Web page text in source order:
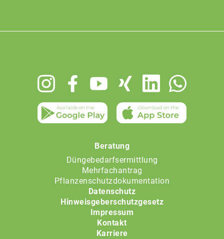
Beratung
Düngebedarfsermittlung
Mehrfachantrag
Pflanzenschutzdokumentation
Datenschutz
Hinweisgeberschutzgesetz
Impressum
Kontakt
Karriere